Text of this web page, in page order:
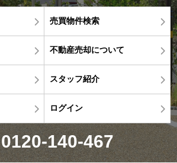
売買物件検索
不動産売却について
スタッフ紹介
ログイン
0120-140-467